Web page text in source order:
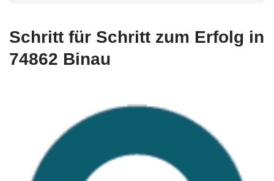
Schritt für Schritt zum Erfolg in
74862 Binau